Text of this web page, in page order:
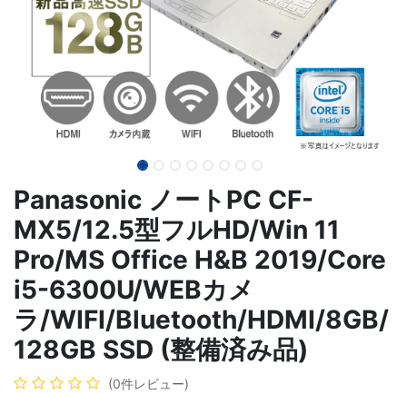
Panasonic ノートPC CF-
MX5/12.5型フルHD/Win 11
Pro/MS Office H&B 2019/Core
i5-6300U/WEBカメ
ラ/WIFI/Bluetooth/HDMI/8GB/
128GB SSD (整備済み品)
(0件レビュー)